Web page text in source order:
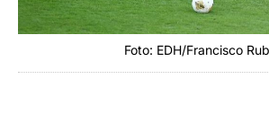
Foto: EDH/Francisco